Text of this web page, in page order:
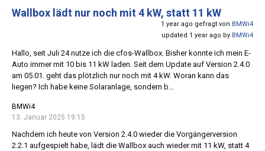
Wallbox lädt nur noch mit 4 kW, statt 11 kW
1 year ago gefragt von BMWi4
updated 1 year ago by BMWi4
Hallo, seit Juli 24 nutze ich die cfos-Wallbox. Bisher konnte ich mein E-
Auto immer mit 10 bis 11 kW laden. Seit dem Update auf Version 2.4.0
am 05.01. geht das plötzlich nur noch mit 4 kW. Woran kann das
liegen? Ich habe keine Solaranlage, sondern b...
BMWi4
13. Januar 2025 19:15
Nachdem ich heute von Version 2.4.0 wieder die Vorgängerversion
2.2.1 aufgespielt habe, lädt die Wallbox auch wieder mit 11 kW, statt 4